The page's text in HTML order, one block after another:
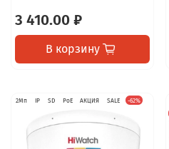
3 410.00 ₽
В корзину
2Мп IP SD PoE АКЦИЯ SALE -62%